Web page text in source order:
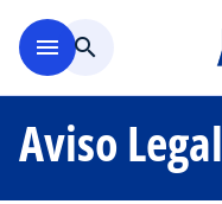
menu search
Aviso Legal